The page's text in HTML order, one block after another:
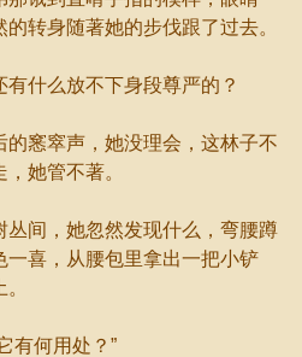
转身随著她的步伐跟了过去。
什么放不下身段尊严的？
窸窣声，她没理会，这林子不
她管不著。
间，她忽然发现什么，弯腰蹲
喜，从腰包里拿出一把小铲
何用处？”